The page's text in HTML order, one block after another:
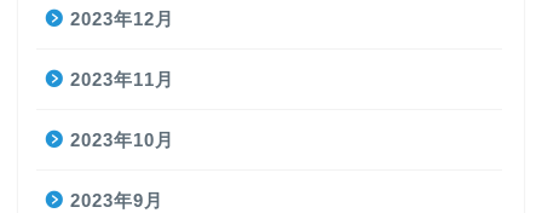
2023年12月
2023年11月
2023年10月
2023年9月